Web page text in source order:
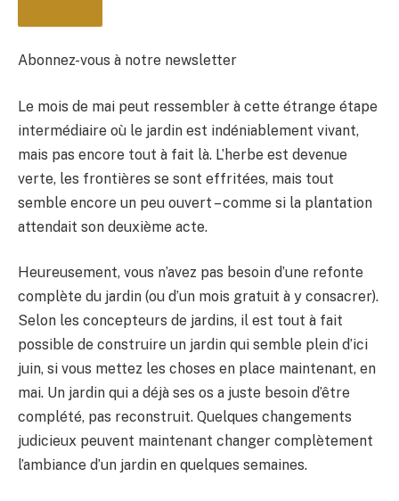
BULLETIN
Abonnez-vous à notre newsletter
Le mois de mai peut ressembler à cette étrange étape
intermédiaire où le jardin est indéniablement vivant,
mais pas encore tout à fait là. L’herbe est devenue
verte, les frontières se sont effritées, mais tout
semble encore un peu ouvert – comme si la plantation
attendait son deuxième acte.
Heureusement, vous n’avez pas besoin d’une refonte
complète du jardin (ou d’un mois gratuit à y consacrer).
Selon les concepteurs de jardins, il est tout à fait
possible de construire un jardin qui semble plein d’ici
juin, si vous mettez les choses en place maintenant, en
mai. Un jardin qui a déjà ses os a juste besoin d’être
complété, pas reconstruit. Quelques changements
judicieux peuvent maintenant changer complètement
l’ambiance d’un jardin en quelques semaines.